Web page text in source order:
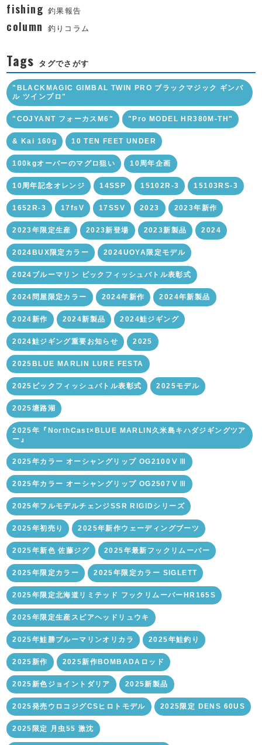
fishing 釣果報告
column 釣りコラム
Tags タグでさがす
"BLACKMAGIC GIMBAL TWIN PRO ブラックマジック ギンバ
ル ツインプロ"
"COJYANT フォーカスM6" "Pro MODEL HR380M-TH"
& Kai 160g 10 TEN FEET UNDER
100kgオーバーのマグロ狙い 10周年企画
10周年記念オレンジ 14SSP 15102R-3 15103RS-3
1652R-3 17fsV 17SSV 2023 2023年新作
2023年限定生産 2023新登場 2023新製品 2024
2024BUX限定カラー 2024UOYA限定モデル
2024ブルーマリン ビックフィッシュバトル表彰式
2024問屋限定カラー 2024年新作 2024年新製品
2024新作 2024新製品 2024鮭ジギング
2024鮭ジギング重要お知らせ 2025
2025BLUE MARLIN LURE FESTA
2025ビックフィッシュバトル表彰式 2025モデル
2025塘路湖
2025年『NorthCast×BLUE MARLIN久米島キハダジギングツア
ー』
2025年カラー オーシャングリップ OG2100ⅤⅢ
2025年カラー オーシャングリップ OG2507ⅤⅢ
2025年フルモデルチェンジSSR RIGIDシリーズ
2025年初売り 2025年新作ウェーディングブーツ
2025年新色 佐藤ジグ 2025年最新フックリムーバー
2025年限定カラー 2025年限定カラー SIGLETT
2025年限定北海道リミテッド フックリムーバーHR165S
2025年限定生産スピアヘッドリュウキ
2025年鮭勝ブルーマリンオリカラ 2025年鮭釣り
2025新作 2025新作BOMBADAロッド
2025新色ジョイントダリア 2025新製品
2025発売ウロコジグCSヒロトモデル 2025限定 DENS 60US
2025限定 月虫55 激沈